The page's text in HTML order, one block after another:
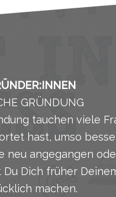
GRÜNDUNG
tauchen viele
hast, umso
neu angegangen
Du Dich früher
machen.